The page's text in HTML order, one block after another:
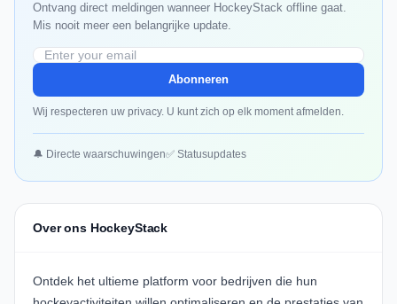
Ontvang direct meldingen wanneer HockeyStack offline gaat.
Mis nooit meer een belangrijke update.
Abonneren
Wij respecteren uw privacy. U kunt zich op elk moment afmelden.
🔔 Directe waarschuwingen✅ Statusupdates
Over ons HockeyStack
Ontdek het ultieme platform voor bedrijven die hun